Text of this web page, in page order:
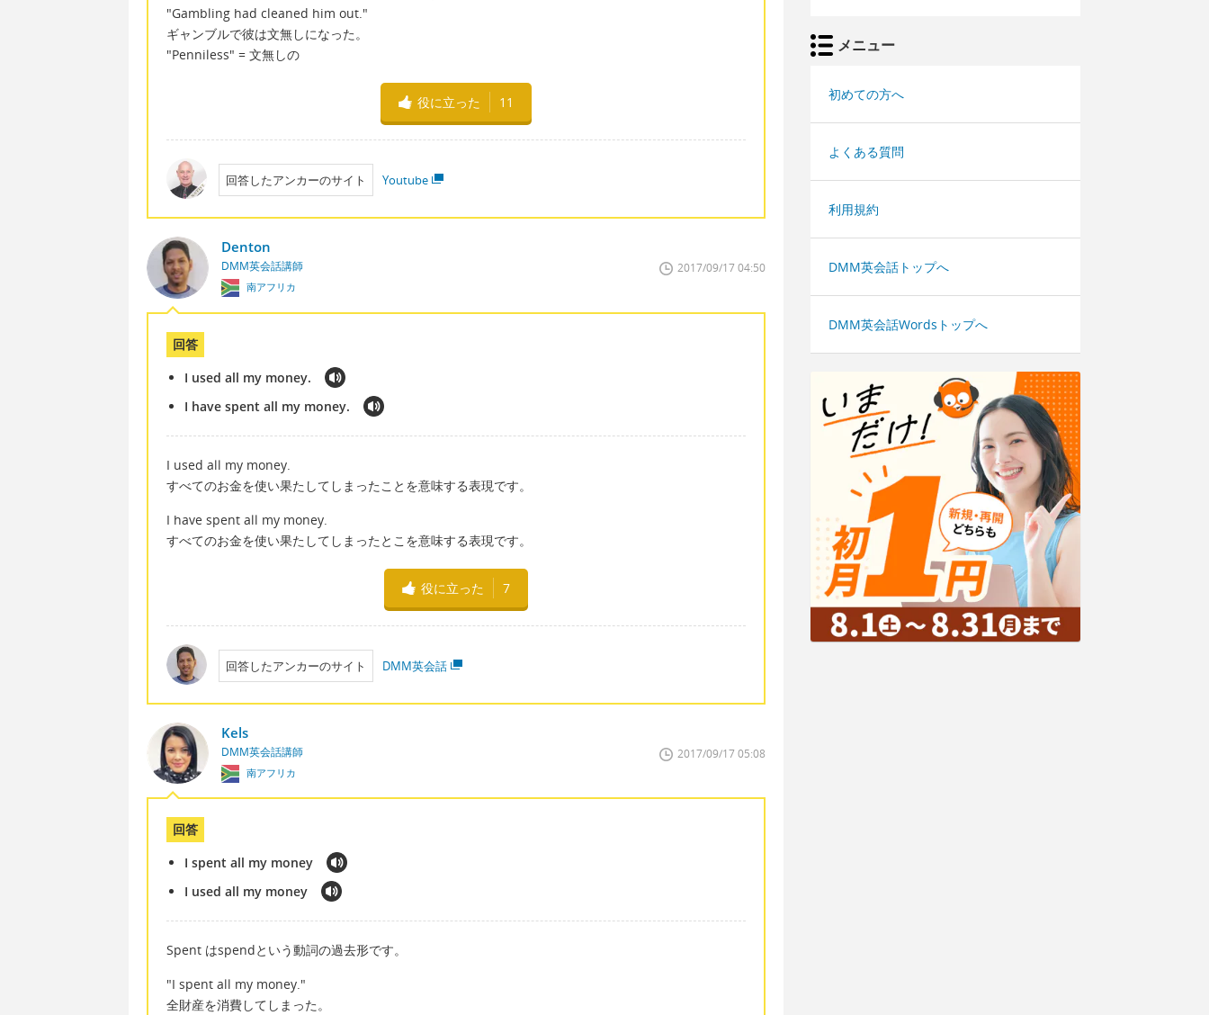
"Gambling had cleaned him out."
ギャンブルで彼は文無しになった。
"Penniless" = 文無しの
役に立った 11
回答したアンカーのサイト Youtube
Denton
DMM英会話講師
南アフリカ
2017/09/17 04:50
回答
I used all my money.
I have spent all my money.
I used all my money.
すべてのお金を使い果たしてしまったことを意味する表現です。
I have spent all my money.
すべてのお金を使い果たしてしまったとこを意味する表現です。
役に立った 7
回答したアンカーのサイト DMM英会話
Kels
DMM英会話講師
南アフリカ
2017/09/17 05:08
回答
I spent all my money
I used all my money
Spent はspendという動詞の過去形です。
"I spent all my money."
全財産を消費してしまった。
メニュー
初めての方へ
よくある質問
利用規約
DMM英会話トップへ
DMM英会話Wordsトップへ